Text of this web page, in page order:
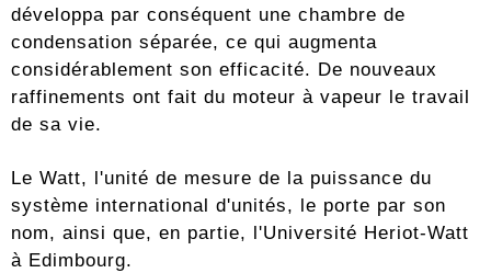
développa par conséquent une chambre de
condensation séparée, ce qui augmenta
considérablement son efficacité. De nouveaux
raffinements ont fait du moteur à vapeur le travail
de sa vie.
Le Watt, l'unité de mesure de la puissance du
système international d'unités, le porte par son
nom, ainsi que, en partie, l'Université Heriot-Watt
à Edimbourg.